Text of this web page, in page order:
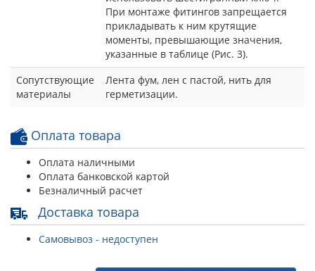
При монтаже фитингов запрещается
прикладывать к ним крутящие
моменты, превышающие значения,
указанные в таблице (Рис. 3).
Сопутствующие
материалы
Лента фум, лен с пастой, нить для
герметизации.
Оплата товара
Оплата наличными
Оплата банковской картой
Безналичный расчет
Доставка товара
Самовывоз - недоступен